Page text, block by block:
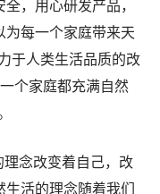
，用心研发产品，
为每一个家庭带来天
于人类生活品质的改
个家庭都充满自然
念改变着自己，改
活的理念随着我们